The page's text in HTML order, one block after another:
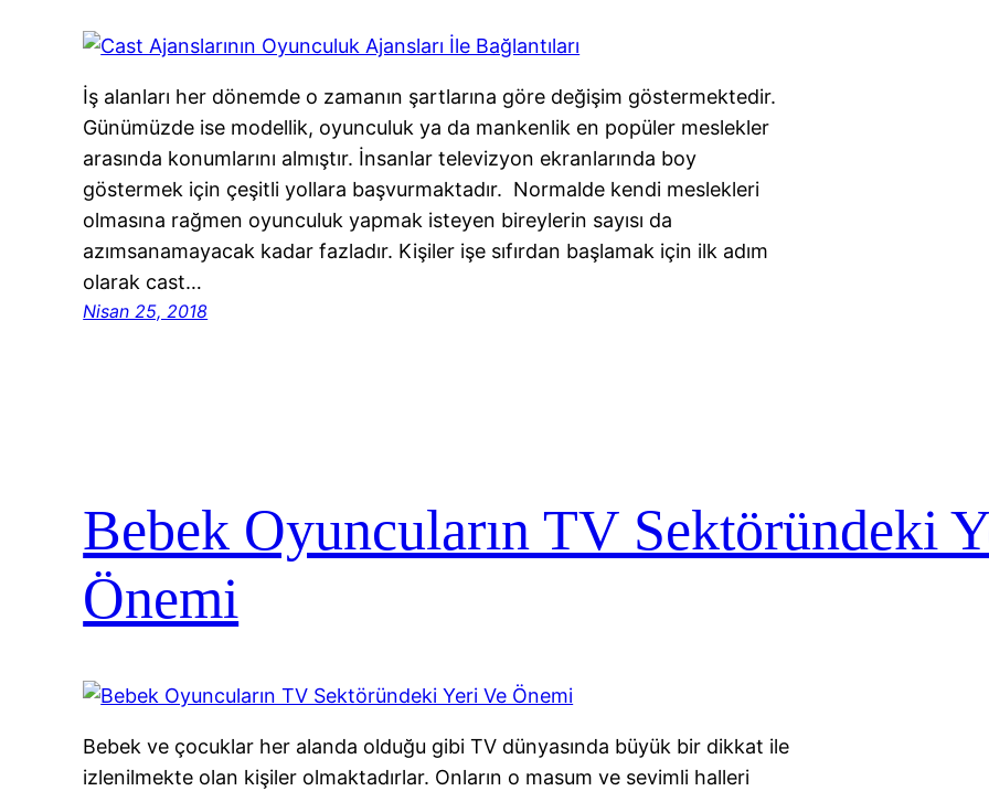
İş alanları her dönemde o zamanın şartlarına göre değişim göstermektedir.
Günümüzde ise modellik, oyunculuk ya da mankenlik en popüler meslekler
arasında konumlarını almıştır. İnsanlar televizyon ekranlarında boy
göstermek için çeşitli yollara başvurmaktadır. Normalde kendi meslekleri
olmasına rağmen oyunculuk yapmak isteyen bireylerin sayısı da
azımsanamayacak kadar fazladır. Kişiler işe sıfırdan başlamak için ilk adım
olarak cast…
Nisan 25, 2018
Bebek Oyuncuların TV Sektöründeki
Önemi
Bebek ve çocuklar her alanda olduğu gibi TV dünyasında büyük bir dikkat ile
izlenilmekte olan kişiler olmaktadırlar. Onların o masum ve sevimli halleri